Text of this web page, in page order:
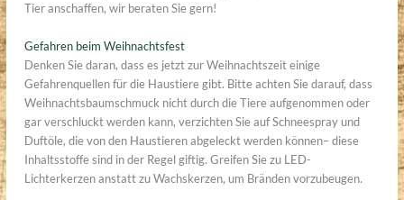
Tier anschaffen, wir beraten Sie gern!
Gefahren beim Weihnachtsfest
Denken Sie daran, dass es jetzt zur Weihnachtszeit einige
Gefahrenquellen für die Haustiere gibt. Bitte achten Sie darauf, dass
Weihnachtsbaumschmuck nicht durch die Tiere aufgenommen oder
gar verschluckt werden kann, verzichten Sie auf Schneespray und
Duftöle, die von den Haustieren abgeleckt werden können– diese
Inhaltsstoffe sind in der Regel giftig. Greifen Sie zu LED-
Lichterkerzen anstatt zu Wachskerzen, um Bränden vorzubeugen.